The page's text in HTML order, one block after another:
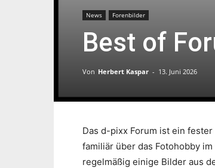
News Forenbilder
Best of
Von Herbert Kaspar - 13. Juni 2026
Das d-pixx Forum ist ein
familiär über das Fotohobby
regelmäßig einige Bilder aus